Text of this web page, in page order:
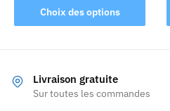
Choix des options
Ce
produit
variations.
Les
Livraison gratuite
Sur toutes les commandes